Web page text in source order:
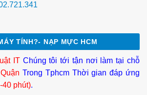
TÍNH?- NẠP MỰC HCM
ITChúng tôi tới tận nơi làm tại chỗ
Trong Tphcm Thời gian đáp ứng
40 phút).